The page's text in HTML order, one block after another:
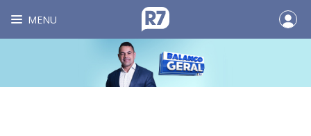
MENU